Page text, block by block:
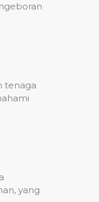
tenaga
yang